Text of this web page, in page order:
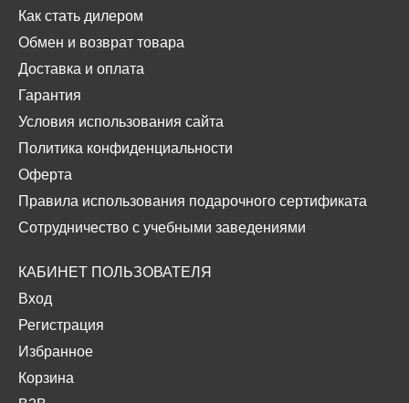
Как стать дилером
Обмен и возврат товара
Доставка и оплата
Гарантия
Условия использования сайта
Политика конфиденциальности
Оферта
Правила использования подарочного сертификата
Сотрудничество с учебными заведениями
КАБИНЕТ ПОЛЬЗОВАТЕЛЯ
Вход
Регистрация
Избранное
Корзина